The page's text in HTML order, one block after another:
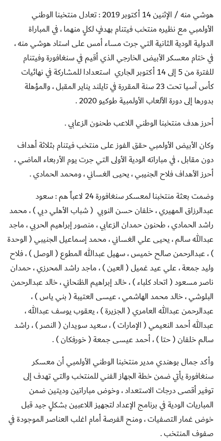
هوشي منه / الإثنين 14 أكتوبر 2019 : تعادل منتخبنا الوطني
الأولمبي مع نظيره منتخب فيتنام بهدفٍ لكلٍ منهما ، في المباراة
الدولية الودية الثانية التي جرت مساء أمس على استاد هوشي منه ،
في ختام معسكر الأبيض الخارجي الذي أقيم في سنغافورة وفيتنام
للفترة من 5 إلى 14 أكتوبر الجاري
استعدادا للمشاركة في نهائيات
كأس آسيا تحت 23 سنة المقررة في تايلند يناير المقبل ، والمؤهلة
بدورها إلى دورة الألعاب الأولمبية طوكيو 2020 .
أحرز هدف منتخبنا الوطني اللاعب طحنون الزعابي .
وكان الأبيض الأولمبي حقق الفوز على منتخب فيتنام بثلاثة أهداف
دون مقابل ، في مباراته الودية الأولى التي جرت يوم الأربعاء الماضي ،
أحرز الأهداف فلاح الجنيبي ، يحيى الغساني ، ومحمد الحمادي .
وضمت بعثة منتخبنا لمعسكر سنغافورة 24 لاعباً هم : سعود
عبدالرزاق المهيري ، خلفان حسن النوبي ( شباب الأهلي دبي ) ، محمد
راشد الحمادي ، طحنون حمدان الزعابي ، منصور إبراهيم الحربي ، ماجد
عبدالله سالم ، يحيى علي الغساني ، محمد إسماعيل الجنيبي ( الوحدة
) ، عبدالرحمن صالح خميس ، سهيل عبدالله المطوع ( الوصل ) ، فلاح
وليد جمعة ، علي عيد غميل ( العين ) ، ماجد راشد المحرزي ، حمدان
ناصر مسعود ( اتحاد كلباء ) ، خالد إبراهيم الظنحاني ، خالد عبدالرحمن
البلوشي ، خالد محمد الهاشمي ، عيسى العتيبة ( بني ياس ) ،
عبدالرحمن عبدالله العامري ( الجزيرة ) ، يعقوب يوسف عبدالله ،
عبدالله أحمد النعيمي ( الإمارات ) ، سعيد سويدان ( النصر ) ، راشد
سالم خلفان ( حتا ) ، أحمد عيسى جمعة ( خورفكان ) .
وأكد جمال بوهندي مدير منتخبنا الوطني الأولمبي أن معسكر
سنغافورة يأتي ضمن خطة الجهاز الفني للمنتخب والتي تهدف إلى
توفير أقصى درجات الاستعداد ، وخوض مباراتين وديتين ضمن
المباريات الودية في برنامج الإعداد لتجهيز اللاعبين بشكلٍ جيد قبل
خوض غمار التصفيات ، ومنح الفرصة أمام اغلب العناصر الموجودة في
صفوف المنتخب .